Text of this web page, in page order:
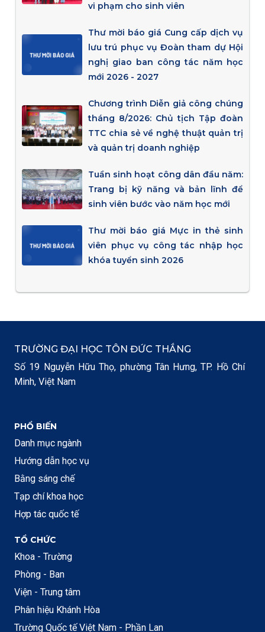
vi phạm cho sinh viên
Thư mời báo giá Cung cấp dịch vụ
lưu trú phục vụ Đoàn tham dự Hội
nghị giao ban công tác năm học
mới 2026 - 2027
Chương trình Diễn giả công chúng
tháng 8/2026: Chủ tịch Tập đoàn
TTC chia sẻ về nghệ thuật quản trị
và quản trị doanh nghiệp
Tuần sinh hoạt công dân đầu năm:
Trang bị kỹ năng và bản lĩnh để
sinh viên bước vào năm học mới
Thư mời báo giá Mực in thẻ sinh
viên phục vụ công tác nhập học
khóa tuyển sinh 2026
TRƯỜNG ĐẠI HỌC TÔN ĐỨC THẮNG
Số 19 Nguyễn Hữu Thọ, phường Tân Hưng, TP. Hồ Chí
Minh, Việt Nam
PHỔ BIẾN
Danh mục ngành
Hướng dẫn học vụ
Bằng sáng chế
Tạp chí khoa học
Hợp tác quốc tế
TỔ CHỨC
Khoa - Trường
Phòng - Ban
Viện - Trung tâm
Phân hiệu Khánh Hòa
Trường Quốc tế Việt Nam - Phần Lan